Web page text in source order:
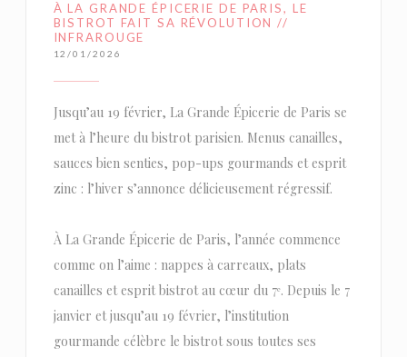
À LA GRANDE ÉPICERIE DE PARIS, LE
BISTROT FAIT SA RÉVOLUTION //
INFRAROUGE
12/01/2026
Jusqu’au 19 février, La Grande Épicerie de Paris se
met à l’heure du bistrot parisien. Menus canailles,
sauces bien senties, pop-ups gourmands et esprit
zinc : l’hiver s’annonce délicieusement régressif.
À La Grande Épicerie de Paris, l’année commence
comme on l’aime : nappes à carreaux, plats
canailles et esprit bistrot au cœur du 7ᵉ. Depuis le 7
janvier et jusqu’au 19 février, l’institution
gourmande célèbre le bistrot sous toutes ses